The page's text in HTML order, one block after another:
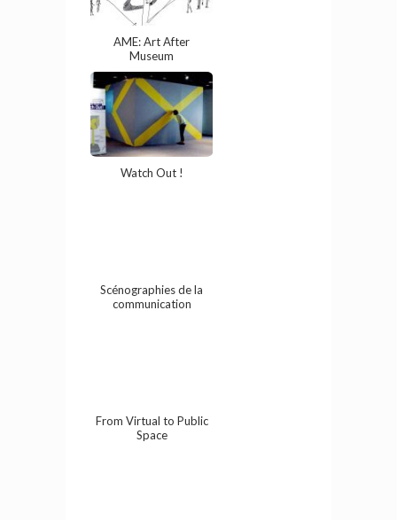
AME: Art After
Museum
Watch Out !
Scénographies de la
communication
From Virtual to Public
Space